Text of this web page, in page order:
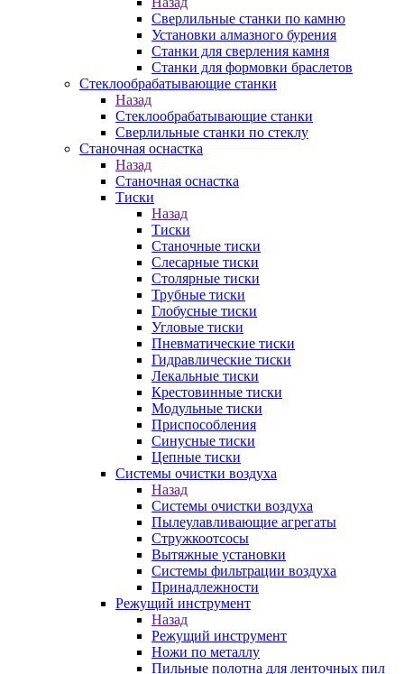
Сверлильные станки по камню
Установки алмазного бурения
Станки для сверления камня
Станки для формовки браслетов
Стеклообрабатывающие станки
Назад
Стеклообрабатывающие станки
Сверлильные станки по стеклу
Станочная оснастка
Назад
Станочная оснастка
Тиски
Назад
Тиски
Станочные тиски
Слесарные тиски
Столярные тиски
Трубные тиски
Глобусные тиски
Угловые тиски
Пневматические тиски
Гидравлические тиски
Лекальные тиски
Крестовинные тиски
Модульные тиски
Приспособления
Синусные тиски
Цепные тиски
Системы очистки воздуха
Назад
Системы очистки воздуха
Пылеулавливающие агрегаты
Стружкоотсосы
Вытяжные установки
Системы фильтрации воздуха
Принадлежности
Режущий инструмент
Назад
Режущий инструмент
Ножи по металлу
Пильные полотна для ленточных пил